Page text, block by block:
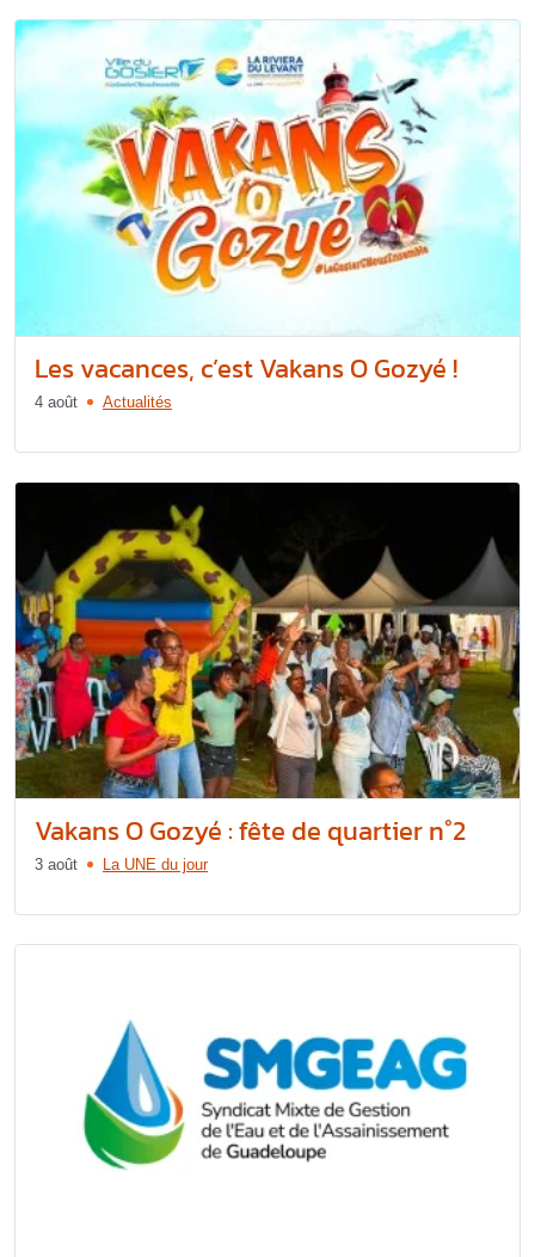
Les vacances, c’est Vakans O Gozyé !
4 août Actualités
Vakans O Gozyé : fête de quartier n°2
3 août La UNE du jour